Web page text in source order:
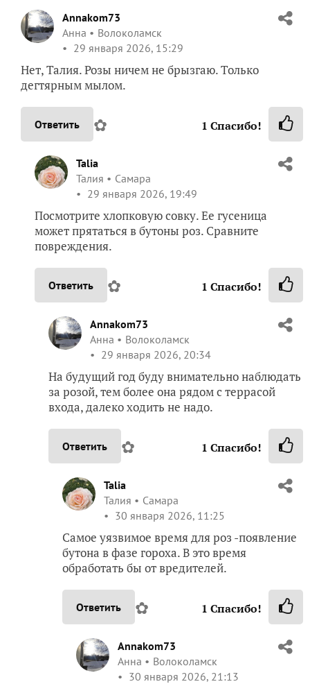
Annakom73
Анна
Волоколамск
29 января 2026, 15:29
Нет, Талия. Розы ничем не брызгаю. Только
дегтярным мылом.
Ответить ✿ 1 Спасибо!
Talia
Талия
Самара
29 января 2026, 19:49
Посмотрите хлопковую совку. Ее гусеница
может прятаться в бутоны роз. Сравните
повреждения.
Ответить ✿ 1 Спасибо!
Annakom73
Анна
Волоколамск
29 января 2026, 20:34
На будущий год буду внимательно наблюдать
за розой, тем более она рядом с террасой
входа, далеко ходить не надо.
Ответить ✿ 1 Спасибо!
Talia
Талия
Самара
30 января 2026, 11:25
Самое уязвимое время для роз -появление
бутона в фазе гороха. В это время
обработать бы от вредителей.
Ответить ✿ 1 Спасибо!
Annakom73
Анна
Волоколамск
30 января 2026, 21:13